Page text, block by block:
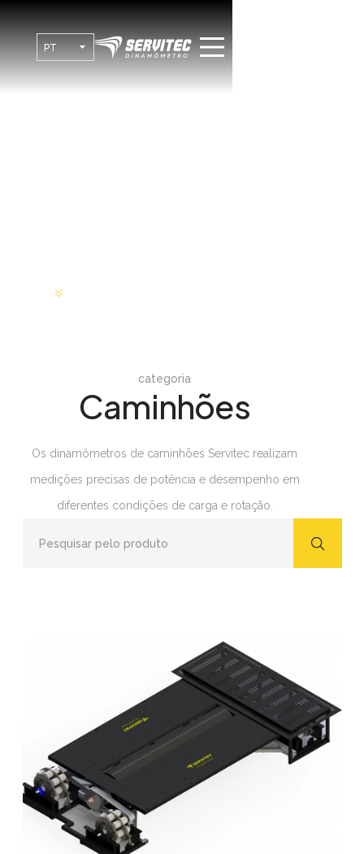
categoria
Caminhões
Os dinamômetros de caminhões Servitec realizam
medições precisas de potência e desempenho em
diferentes condições de carga e rotação.